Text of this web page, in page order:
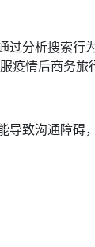
分析搜索行
情后商务旅
致沟通障碍